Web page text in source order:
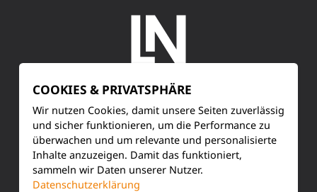
SERVICE
Kundenservice
Produktinformationen
COOKIES & PRIVATSPHÄRE
Wir nutzen Cookies, damit unsere Seiten zuverlässig
und sicher funktionieren, um die Performance zu
überwachen und um relevante und personalisierte
Inhalte anzuzeigen. Damit das funktioniert,
sammeln wir Daten unserer Nutzer.
Datenschutzerklärung